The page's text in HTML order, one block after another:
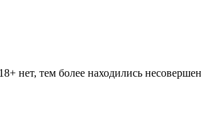
нет, тем более находились